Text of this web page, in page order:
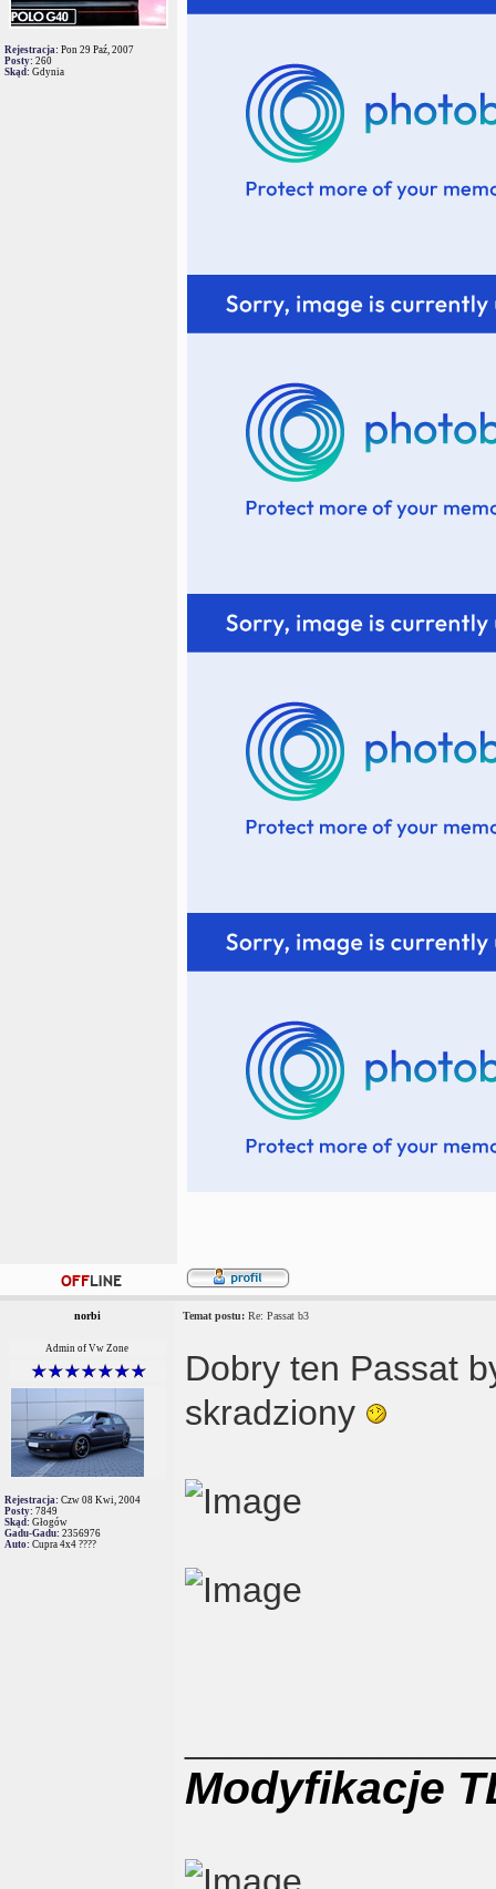
Rejestracja: Pon 29 Paź, 2007
Posty: 260
Skąd: Gdynia
norbi Temat postu: Re: Passat b3
Admin of Vw Zone
Rejestracja: Czw 08 Kwi, 2004
Posty: 7849
Skąd: Głogów
Gadu-Gadu: 2356976
Auto: Cupra 4x4 ????
Dobry ten Passat
skradziony
Modyfikacje